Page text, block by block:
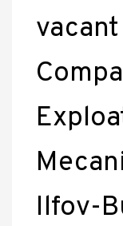
Ilfov-